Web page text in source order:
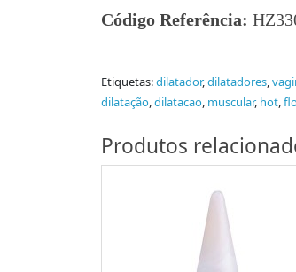
Código Referência:
Etiquetas:dilatador,dilatadores,
dilatação,dilatacao, muscular, hot,
Produtos